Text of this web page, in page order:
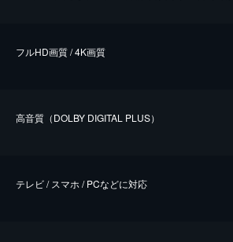
フルHD画質 / 4K画質
⾼⾳質（DOLBY DIGITAL PLUS）
テレビ / スマホ / PCなどに対応